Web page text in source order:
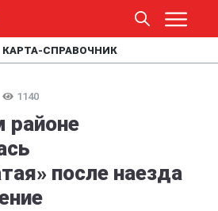
КАРТА-СПРАВОЧНИК
1140
районе
после наезда